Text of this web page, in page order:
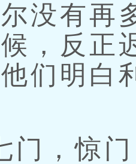
有再多
，反正
们明白
，惊门